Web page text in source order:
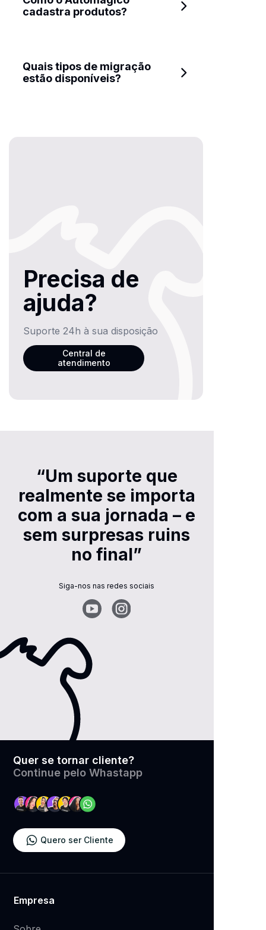
Nível 2:
cadastra produtos?
Quais tipos de migração
estão disponíveis?
Precisa de
ajuda?
Suporte 24h à sua disposição
Central de
atendimento
“Um suporte que
realmente se importa
com a sua jornada – e
sem surpresas ruins
no final”
Siga-nos nas redes sociais
Quer se tornar cliente?
​Continue pelo Whastapp
Quero ser Cliente
Empresa